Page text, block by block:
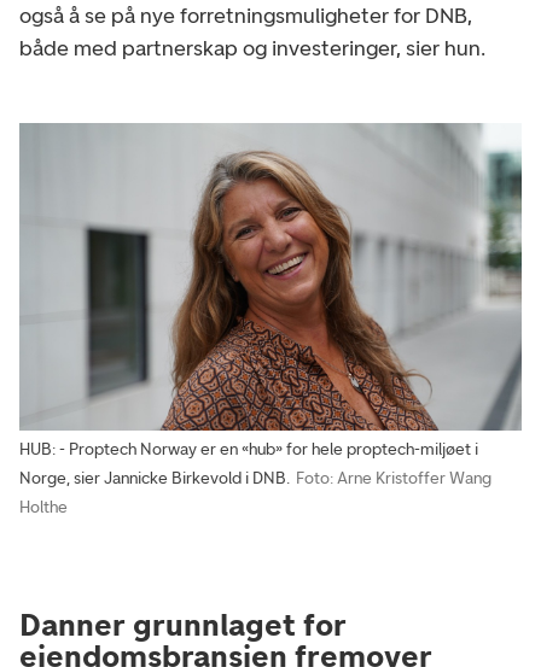
også å se på nye forretningsmuligheter for DNB,
både med partnerskap og investeringer, sier hun.
HUB: - Proptech Norway er en «hub» for hele proptech-miljøet i
Norge, sier Jannicke Birkevold i DNB. Foto: Arne Kristoffer Wang
Holthe
Danner grunnlaget for
eiendomsbransjen fremover